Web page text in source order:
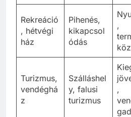
Rekreáció
, hétvégi
ház
Pihenés,
kikapcsol
ódás
,
Turizmus,
vendéghá
z
Szálláshel
y, falusi
turizmus
,